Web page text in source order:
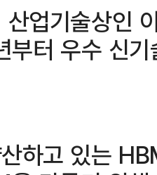
업기술상인
터 우수 신
하고 있는